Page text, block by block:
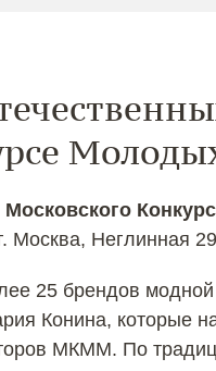
Московского
Москва, Неглинная
25 брендов
Конина, которые
МКММ. По